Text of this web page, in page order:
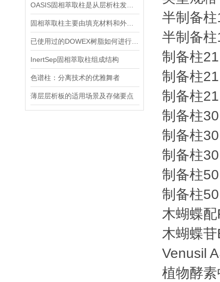
InertSep固相萃取柱组成结构
色谱柱：分离技术的优雅舞者
薄层层析板的适用场景及存储要点
半制备柱
半制备柱
制备柱
制备柱
制备柱
制备柱
制备柱
制备柱
制备柱
制备柱
木蝴蝶
木蝴蝶
Venusil
植物酵